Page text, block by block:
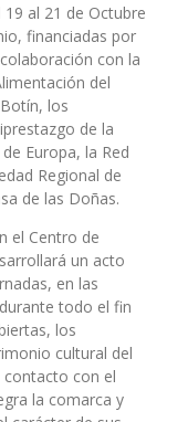
al 21 de Octubre
financiadas por
con la
del
los
de la
Europa, la Red
Regional de
de las Doñas.
el Centro de
un acto
en las
todo el fin
los
cultural del
con el
la comarca y